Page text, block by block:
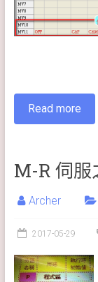
Read more
M-R 伺服
Archer
2017-05-29